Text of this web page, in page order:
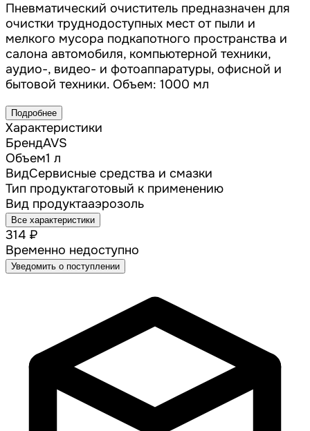
Пневматический очиститель предназначен для
очистки труднодоступных мест от пыли и
мелкого мусора подкапотного пространства и
салона автомобиля, компьютерной техники,
аудио-, видео- и фотоаппаратуры, офисной и
бытовой техники. Объем: 1000 мл
Подробнее
Характеристики
БрендAVS
Объем1 л
ВидСервисные средства и смазки
Тип продуктаготовый к применению
Вид продуктааэрозоль
Все характеристики
314 ₽
Временно недоступно
Уведомить о поступлении